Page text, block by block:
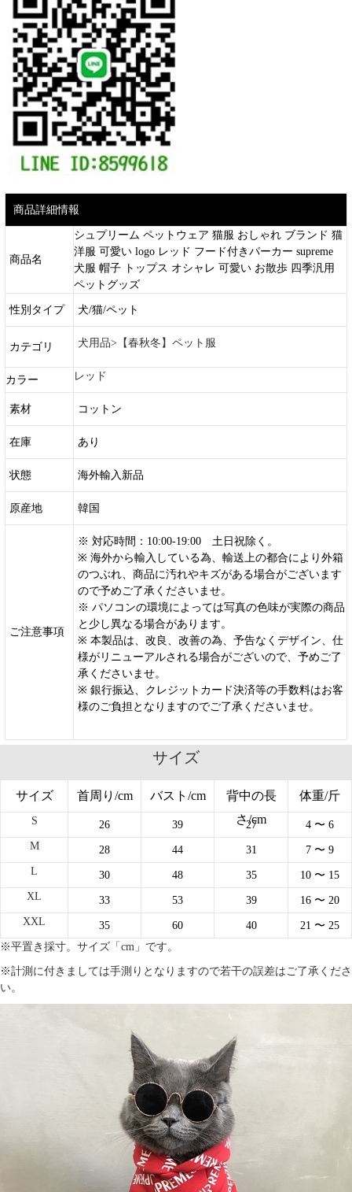
商品詳細情報
商品名
シュプリーム ペットウェア 猫服 おしゃれ ブランド 猫
洋服 可愛い logo レッド フード付きパーカー supreme
犬服 帽子 トップス オシャレ 可愛い お散歩 四季汎用
ペットグッズ
性別タイプ 犬/猫/ペット
カテゴリ 犬用品>【春秋冬】ペット服
カラー レッド
素材 コットン
在庫 あり
状態 海外輸入新品
原産地 韓国
ご注意事項
※ 対応時間：10:00-19:00 土日祝除く。
※ 海外から輸入している為、輸送上の都合により外箱
のつぶれ、商品に汚れやキズがある場合がございます
ので予めご了承くださいませ。
※ パソコンの環境によっては写真の色味が実際の商品
と少し異なる場合があります。
※ 本製品は、改良、改善の為、予告なくデザイン、仕
様がリニューアルされる場合がございので、予めご了
承くださいませ。
※ 銀行振込、クレジットカード決済等の手数料はお客
様のご負担となりますのでご了承くださいませ。
サイズ
サイズ 首周り/cm バスト/cm
背中の長
さ/cm
体重/斤
S 26 39 27
4 〜 6
M
28 44 31 7 〜 9
L
30 48 35 10 〜 15
XL
33 53 39 16 〜 20
XXL
35 60 40 21 〜 25
※平置き採寸。サイズ「cm」です。
※計測に付きましては手測りとなりますので若干の誤差はご了承くださ
い。